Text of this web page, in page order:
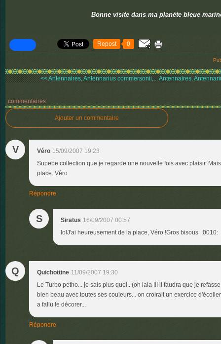
Bonne visite dans ma planète bleue
Repost 0
<< Antennaires, Antennarius commersonii,...Antennaires,
commentaires
Ajouter un commentaire
V Véro 15/09/2007 19:23
Supebe collection que je regarde une nouvelle fois avec plaisir.
place. Véro
Répondre
S Siratus 16/09/2007 00:57
lolJ'ai heureusement de la place, Véro !Gros bisous :0010:
Q Quichottine 11/09/2007 19:30
Le Turbo petho... je sais plus quoi.. (oh lala !!! il faudra que je
bien beau avec toutes ses couleurs... on croirait un exercice
a fallu le décorer...
Répondre